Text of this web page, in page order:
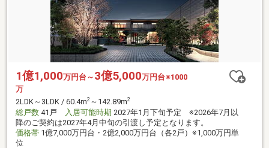
1億1,000万円台～ 3億5,000万円台※1000
万
2LDK～3LDK / 60.4m2 ～142.89m2
総戸数 41戸 入居可能時期 2027年1月下旬予定 ※2026年7月以
降のご契約は2027年4月中旬の引渡し予定となります。
価格帯 1億7,000万円台・2億2,000万円台（各2戸）※1,000万円単
位